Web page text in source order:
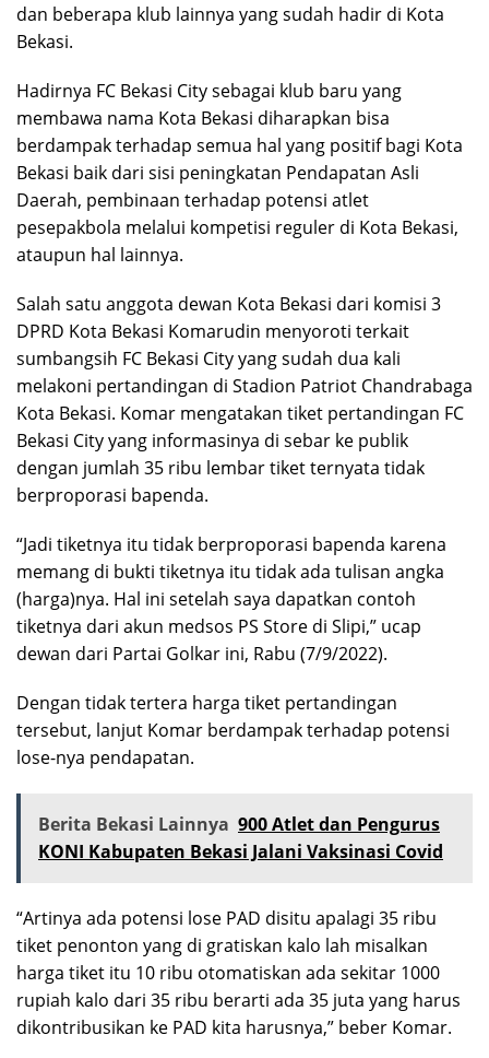
dan beberapa klub lainnya yang sudah hadir di Kota
Bekasi.
Hadirnya FC Bekasi City sebagai klub baru yang
membawa nama Kota Bekasi diharapkan bisa
berdampak terhadap semua hal yang positif bagi Kota
Bekasi baik dari sisi peningkatan Pendapatan Asli
Daerah, pembinaan terhadap potensi atlet
pesepakbola melalui kompetisi reguler di Kota Bekasi,
ataupun hal lainnya.
Salah satu anggota dewan Kota Bekasi dari komisi 3
DPRD Kota Bekasi Komarudin menyoroti terkait
sumbangsih FC Bekasi City yang sudah dua kali
melakoni pertandingan di Stadion Patriot Chandrabaga
Kota Bekasi. Komar mengatakan tiket pertandingan FC
Bekasi City yang informasinya di sebar ke publik
dengan jumlah 35 ribu lembar tiket ternyata tidak
berproporasi bapenda.
“Jadi tiketnya itu tidak berproporasi bapenda karena
memang di bukti tiketnya itu tidak ada tulisan angka
(harga)nya. Hal ini setelah saya dapatkan contoh
tiketnya dari akun medsos PS Store di Slipi,” ucap
dewan dari Partai Golkar ini, Rabu (7/9/2022).
Dengan tidak tertera harga tiket pertandingan
tersebut, lanjut Komar berdampak terhadap potensi
lose-nya pendapatan.
Berita Bekasi Lainnya 900 Atlet dan Pengurus
KONI Kabupaten Bekasi Jalani Vaksinasi Covid
“Artinya ada potensi lose PAD disitu apalagi 35 ribu
tiket penonton yang di gratiskan kalo lah misalkan
harga tiket itu 10 ribu otomatiskan ada sekitar 1000
rupiah kalo dari 35 ribu berarti ada 35 juta yang harus
dikontribusikan ke PAD kita harusnya,” beber Komar.